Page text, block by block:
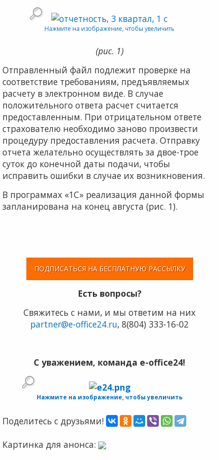
Нажмите на изображение, чтобы увеличить
(рис. 1)
Отправленный файл подлежит проверке на
соответст­вие требованиям, предъявляемых
расчету в электронном виде. В случае
положительного ответа расчет считается
предоставленным. При отрицательном ответе
страховате­лю необходимо заново произвести
процедуру предостав­ления расчета. Отправку
отчета желательно осуществ­лять за двое-трое
суток до конечной даты подачи, чтобы
исправить ошибки в случае их возникновения.
В программах «1С» реализация данной формы
запла­нирована на конец августа (рис. 1).
ПОДПИСАТЬСЯ НА БЕСПЛАТНУЮ РАССЫЛКУ
Есть вопросы?
Свяжитесь c нами, и мы ответим на них
partner@e-office24.ru, 8(804) 333-16-02
С уважением, команда e-office24!
Нажмите на изображение, чтобы увеличить
Поделитесь с друзьями!
Картинка для анонса: